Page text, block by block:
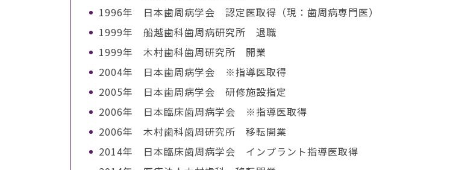
1996年 日本歯周病学会 認定医取得（現：歯周病専門医）
1999年 船越歯科歯周病研究所 退職
1999年 木村歯科歯周研究所 開業
2004年 日本歯周病学会 ※指導医取得
2005年 日本歯周病学会 研修施設指定
2006年 日本臨床歯周病学会 ※指導医取得
2006年 木村歯科歯周研究所 移転開業
2014年 日本臨床歯周病学会 インプラント指導医取得